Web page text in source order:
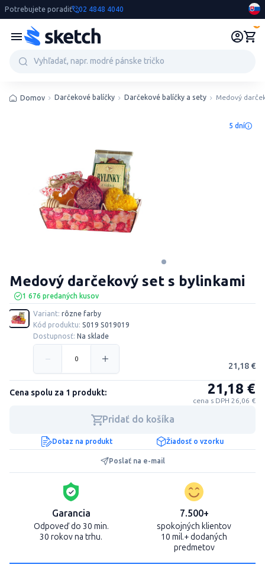
Potrebujete poradiť 02 4848 4040
Domov Darčekové balíčky Darčekové balíčky a sety Medový
5 dní
1 676 predaných kusov
Medový darčekový set s bylinkami
Variant: rôzne farby
Kód produktu: S019 S019019
Dostupnosť: Na sklade
21,18 €
Cena spolu za 1 produkt: 21,18 €
cena s DPH 26,06 €
Pridať do košíka
Dotaz na produkt Žiadosť o vzorku
Poslať na e-mail
Garancia
Odpoveď do 30 min.
30 rokov na trhu.
7.500+
spokojných klientov
10 mil.+ dodaných
predmetov